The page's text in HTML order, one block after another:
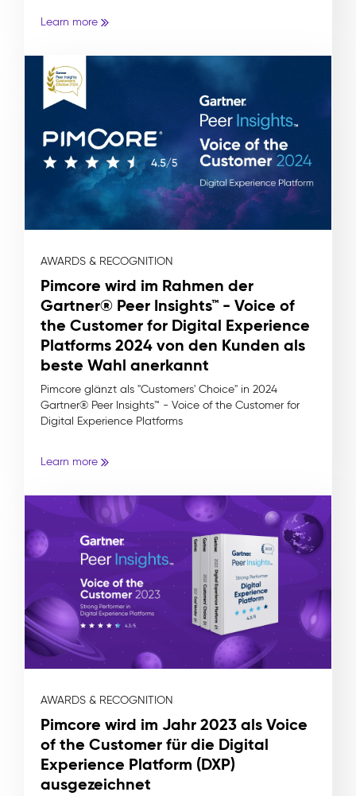
Learn more
AWARDS & RECOGNITION
Pimcore wird im Rahmen der
Gartner® Peer Insights™ - Voice of
the Customer for Digital Experience
Platforms 2024 von den Kunden als
beste Wahl anerkannt
Pimcore glänzt als "Customers' Choice" in 2024
Gartner® Peer Insights™ - Voice of the Customer for
Digital Experience Platforms
Learn more
AWARDS & RECOGNITION
Pimcore wird im Jahr 2023 als Voice
of the Customer für die Digital
Experience Platform (DXP)
ausgezeichnet